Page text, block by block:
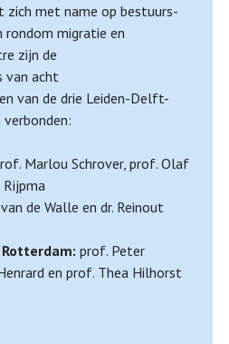
zich met name op bestuurs-
rondom migratie en
zijn de
van acht
van de drie Leiden-Delft-
Marlou Schrover, prof. Olaf
de Walle en dr. Reinout
prof. Peter
en prof. Thea Hilhorst